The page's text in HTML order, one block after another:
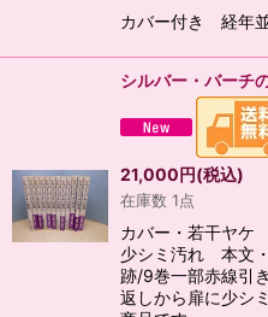
カバー付き 経年
シルバー・バー
21,000円(税込)
在庫数 1点
カバー・若干ヤ
少シミ汚れ 本文
跡/9巻一部赤線引
返しから扉に少